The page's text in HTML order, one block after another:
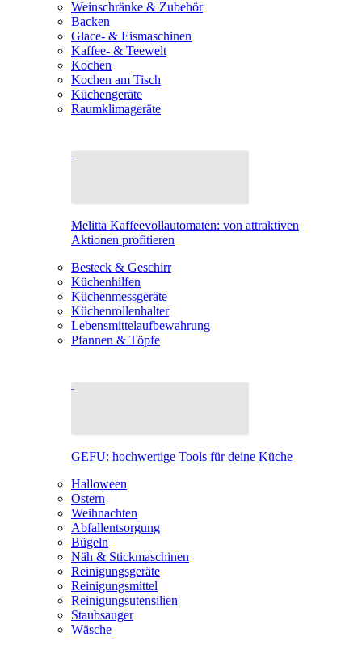
Weinschränke & Zubehör
Backen
Glace- & Eismaschinen
Kaffee- & Teewelt
Kochen
Kochen am Tisch
Küchengeräte
Raumklimageräte
Melitta Kaffeevollautomaten: von attraktiven
Aktionen profitieren
Besteck & Geschirr
Küchenhilfen
Küchenmessgeräte
Küchenrollenhalter
Lebensmittelaufbewahrung
Pfannen & Töpfe
GEFU: hochwertige Tools für deine Küche
Halloween
Ostern
Weihnachten
Abfallentsorgung
Bügeln
Näh & Stickmaschinen
Reinigungsgeräte
Reinigungsmittel
Reinigungsutensilien
Staubsauger
Wäsche